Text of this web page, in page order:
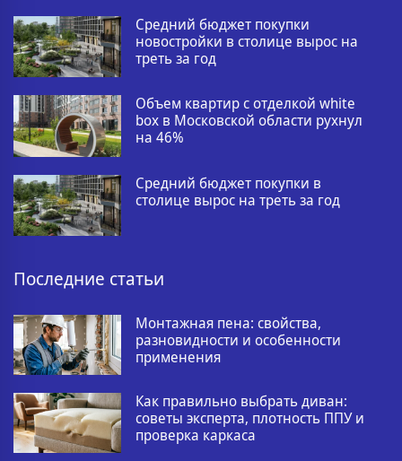
Средний бюджет покупки
новостройки в столице вырос на
треть за год
Объем квартир с отделкой white
box в Московской области рухнул
на 46%
Средний бюджет покупки в
столице вырос на треть за год
Последние статьи
Монтажная пена: свойства,
разновидности и особенности
применения
Как правильно выбрать диван:
советы эксперта, плотность ППУ и
проверка каркаса